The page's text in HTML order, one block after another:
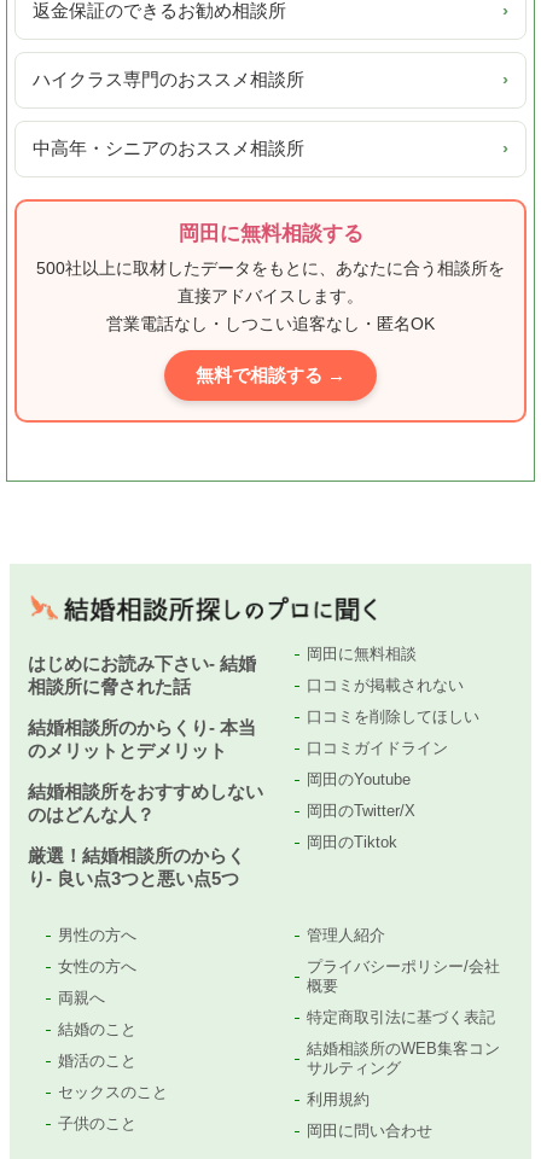
返金保証のできるお勧め相談所 ›
ハイクラス専門のおススメ相談所 ›
中高年・シニアのおススメ相談所 ›
岡田に無料相談する
500社以上に取材したデータをもとに、あなたに合う相談所を
直接アドバイスします。
営業電話なし・しつこい追客なし・匿名OK
無料で相談する →
はじめにお読み下さい- 結婚
相談所に脅された話
結婚相談所のからくり- 本当
のメリットとデメリット
結婚相談所をおすすめしない
のはどんな人？
厳選！結婚相談所のからく
り- 良い点3つと悪い点5つ
岡田に無料相談
口コミが掲載されない
口コミを削除してほしい
口コミガイドライン
岡田のYoutube
岡田のTwitter/X
岡田のTiktok
男性の方へ
女性の方へ
両親へ
結婚のこと
婚活のこと
セックスのこと
子供のこと
管理人紹介
プライバシーポリシー/会社
概要
特定商取引法に基づく表記
結婚相談所のWEB集客コン
サルティング
利用規約
岡田に問い合わせ